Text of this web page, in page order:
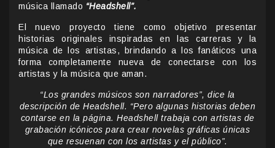
música llamado “Headshell”.
El nuevo proyecto tiene como objetivo presentar
historias originales inspiradas en las carreras y la
música de los artistas, brindando a los fanáticos una
forma completamente nueva de conectarse con los
artistas y la música que aman.
“Los grandes músicos son narradores”, dice la
descripción de Headshell. “Pero algunas historias deben
contarse en la página. Headshell trabaja con artistas de
grabación icónicos para crear novelas gráficas únicas
que resuenan con los artistas y el público”.